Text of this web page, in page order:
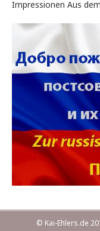
Impressionen Aus
© Kai-Ehlers.de